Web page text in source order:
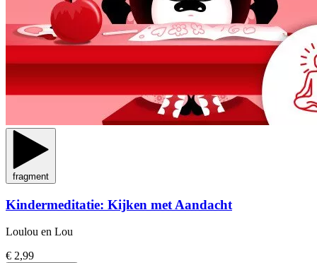
fragment
Kindermeditatie: Kijken met Aandacht
Loulou en Lou
€ 2,99